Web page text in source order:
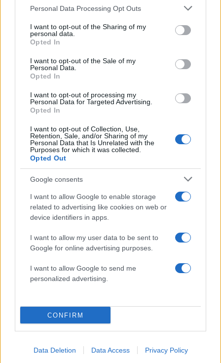
Please note that this website/app uses one or more Google
not limited to your visit or usage behaviour. You may click to
grant or deny consent to Google and its third-party tags to
use your data for below specified purposes in below Google
consent section.
Personal Data Processing Opt Outs
I want to opt-out of the Sharing of my
personal data.
Opted In
I want to opt-out of the Sale of my
Personal Data.
Opted In
I want to opt-out of processing my
Personal Data for Targeted Advertising.
Opted In
I want to opt-out of Collection, Use,
Retention, Sale, and/or Sharing of my
Personal Data that Is Unrelated with the
Purposes for which it was collected.
Opted Out
Google consents
I want to allow Google to enable storage
related to advertising like cookies on web or
device identifiers in apps.
I want to allow my user data to be sent to
Google for online advertising purposes.
I want to allow Google to send me
personalized advertising.
CONFIRM
Data Deletion Data Access Privacy Policy
Σχόλια
Σχολίασε εδώ
2000 /2000
Υποβολή σχολίου
Όροι Χρήσης. Το site προστατεύεται από reCAPTCHA, ισχύουν
Πολιτική Απορρήτου& Όροι Χρήσηςτης Google.
Ίση με 6 βόμβες Χιροσίμα η
ενέργεια που
απελευθερώθηκε από τη
mega fire σε Αττική και
Βοιωτία - Πώς κάηκε μέσα
έκτασης
Ενισχυμένα μελτέμια
μποφόρ στο Αιγαίο